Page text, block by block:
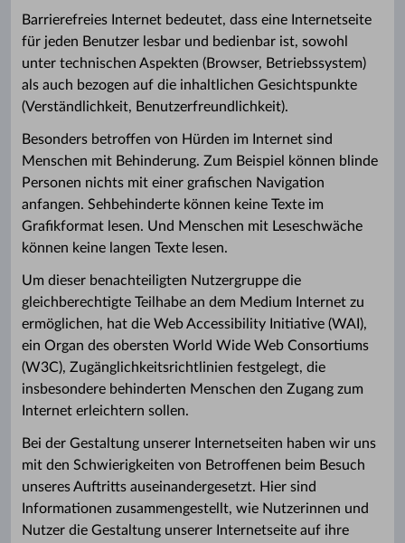
Barrierefreies Internet bedeutet, dass eine Internetseite
für jeden Benutzer lesbar und bedienbar ist, sowohl
unter technischen Aspekten (Browser, Betriebssystem)
als auch bezogen auf die inhaltlichen Gesichtspunkte
(Verständlichkeit, Benutzerfreundlichkeit).
Besonders betroffen von Hürden im Internet sind
Menschen mit Behinderung. Zum Beispiel können blinde
Personen nichts mit einer grafischen Navigation
anfangen. Sehbehinderte können keine Texte im
Grafikformat lesen. Und Menschen mit Leseschwäche
können keine langen Texte lesen.
Um dieser benachteiligten Nutzergruppe die
gleichberechtigte Teilhabe an dem Medium Internet zu
ermöglichen, hat die Web Accessibility Initiative (WAI),
ein Organ des obersten World Wide Web Consortiums
(W3C), Zugänglichkeitsrichtlinien festgelegt, die
insbesondere behinderten Menschen den Zugang zum
Internet erleichtern sollen.
Bei der Gestaltung unserer Internetseiten haben wir uns
mit den Schwierigkeiten von Betroffenen beim Besuch
unseres Auftritts auseinandergesetzt. Hier sind
Informationen zusammengestellt, wie Nutzerinnen und
Nutzer die Gestaltung unserer Internetseite auf ihre